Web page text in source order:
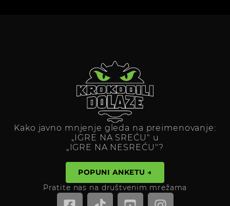
Kako javno mnjenje gleda na preimenovanje:
„IGRE NA SREĆU" u
„IGRE NA NESREĆU"?
POPUNI ANKETU →
Pratite nas na društvenim mrežama